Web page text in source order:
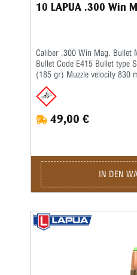
10 LAPUA .300 Win
Caliber .300 Win Mag. Bullet Mega Product no. 4317312
Bullet Code E415 Bullet type Soft Point Bullet weight 12.0 g
(185 gr) Muzzle velocity 830 m/s (2723 fps) Purpose
49,00 €
IN DEN